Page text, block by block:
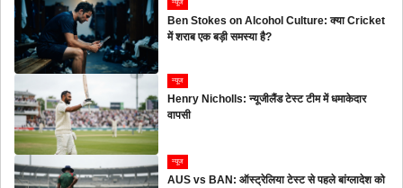
न्यूज
Ben Stokes on Alcohol Culture: क्या Cricket
में शराब एक बड़ी समस्या है?
न्यूज
Henry Nicholls: न्यूजीलैंड टेस्ट टीम में धमाकेदार
वापसी
न्यूज
AUS vs BAN: ऑस्ट्रेलिया टेस्ट से पहले बांग्लादेश को